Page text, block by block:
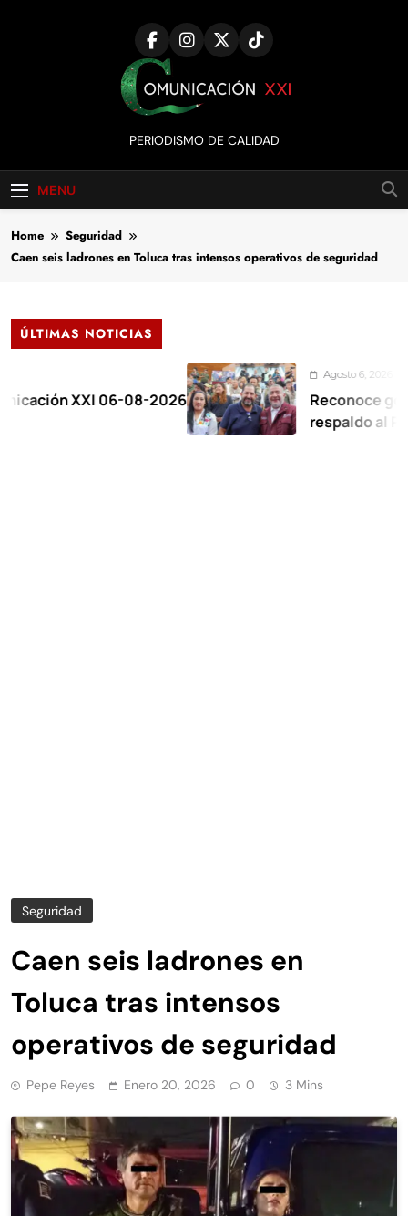
Comunicación
XXI
PERIODISMO DE CALIDAD
MENU
Home
Seguridad
Caen seis ladrones en Toluca tras intensos operativos de seguridad
ÚLTIMAS NOTICIAS
XXI 06-08-2026
Agosto 6, 2026
Reconoce
respaldo al Plan de
Seguridad
Caen seis ladrones en
Toluca tras intensos
operativos de seguridad
Pepe Reyes Enero 20, 2026 0 3 Mins